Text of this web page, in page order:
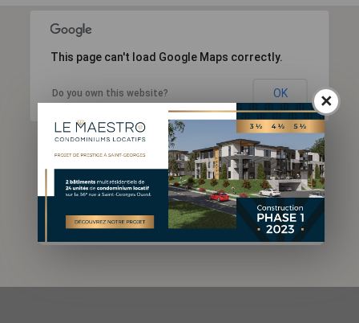
This page can't load Google Maps correctly.
Do you own this website? OK ×